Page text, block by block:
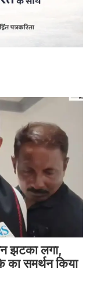
महुआ मोइत्रा ने
साधा…